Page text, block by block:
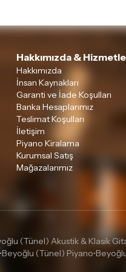
Hakkımızda &
Hakkımızda
İnsan Kaynakları
Garanti ve İade Koşulları
Banka Hesaplarımız
Teslimat Koşulları
İletişim
Piyano Kiralama
Kurumsal Satış
Mağazalarımız
(Tünel) Akustik & Klasik
•Beyoğlu (Tünel) Piyano•